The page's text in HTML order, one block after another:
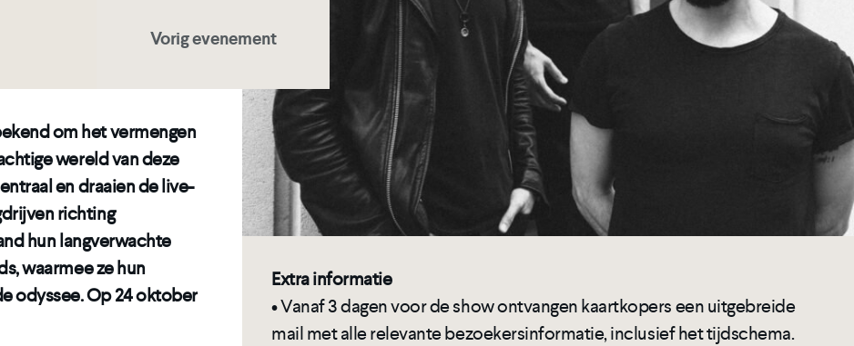
Extra informatie
• Vanaf 3 dagen voor de show ontvangen kaartkopers een uitgebreide
mail met alle relevante bezoekersinformatie, inclusief het tijdschema.
Vorig evenement
om het vermengen
wereld van deze
en draaien de live-
richting
hun langverwachte
waarmee ze hun
odyssee. Op 24 oktober